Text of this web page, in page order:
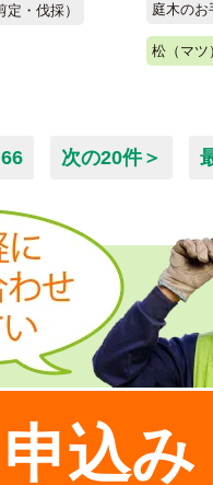
・伐採） 庭木のお
松（マツ
66 次の20件＞
込み